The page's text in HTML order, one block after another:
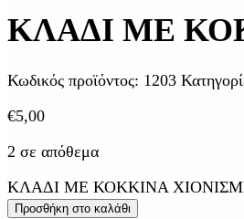
ΚΛΑΔΙ ΜΕ
Κωδικός προϊόντος: 1203
€5,00
2 σε απόθεμα
ΚΛΑΔΙ ΜΕ ΚΟΚΚΙΝΑ
Προσθήκη στο καλάθι